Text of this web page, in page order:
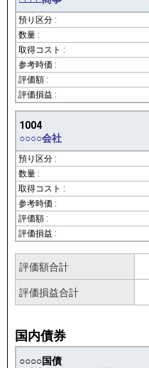
1004
○○○○会社
評価額合計
評価損益合計
国内債券
○○○○国債